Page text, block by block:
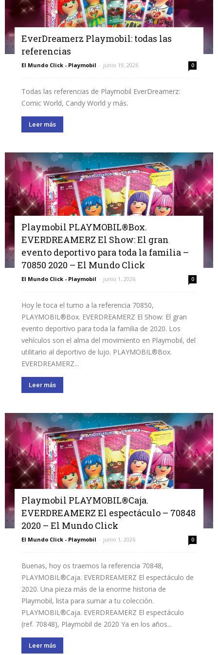
EverDreamerz Playmobil: todas las
referencias
El Mundo Click - Playmobil - junio 19, 2026 0
Todas las referencias de Playmobil EverDreamerz:
Comic World, Candy World y más.
Leer más
Playmobil PLAYMOBIL®Box.
EVERDREAMERZ El Show: El gran
evento deportivo para toda la familia –
70850 2020 – El Mundo Click
El Mundo Click - Playmobil - junio 1, 2026 0
Hoy le toca el turno a la referencia 70850,
PLAYMOBIL®Box. EVERDREAMERZ El Show: El gran
evento deportivo para toda la familia de 2020. Los
vehículos son el alma del movimiento en Playmobil, del
utilitario al deportivo de lujo. PLAYMOBIL®Box.
EVERDREAMERZ...
Leer más
Playmobil PLAYMOBIL®Caja.
EVERDREAMERZ El espectáculo – 70848
2020 – El Mundo Click
El Mundo Click - Playmobil - junio 1, 2026 0
Buenas, hoy os traemos la referencia 70848,
PLAYMOBIL®Caja. EVERDREAMERZ El espectáculo de
2020. Una pieza más de la enorme historia de
Playmobil, lista para sumar a tu colección.
PLAYMOBIL®Caja. EVERDREAMERZ El espectáculo
(ref. 70848), Playmobil de 2020 Ya en los años...
Leer más